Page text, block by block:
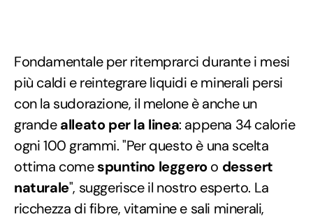
Fondamentale per ritemprarci durante i mesi
più caldi e reintegrare liquidi e minerali persi
con la sudorazione, il melone è anche un
grandealleato per la linea: appena 34 calorie
ogni 100 grammi. "Per questo è una scelta
ottima comespuntino leggeroo dessert
naturale", suggerisce il nostro esperto. La
ricchezza di fibre, vitamine e sali minerali,